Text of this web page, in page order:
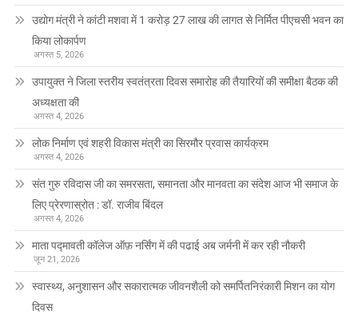
उद्योग मंत्री ने कांटी मशवा में 1 करोड़ 27 लाख की लागत से निर्मित पीएचसी भवन का
किया लोकार्पण
अगस्त 5, 2026
उपायुक्त ने जिला स्तरीय स्वतंत्रता दिवस समारोह की तैयारियों की समीक्षा बैठक की
अध्यक्षता की
अगस्त 4, 2026
लोक निर्माण एवं शहरी विकास मंत्री का सिरमौर प्रवास कार्यक्रम
अगस्त 4, 2026
संत गुरु रविदास जी का समरसता, समानता और मानवता का संदेश आज भी समाज के
लिए प्रेरणास्रोत : डॉ. राजीव बिंदल
अगस्त 4, 2026
माता पद्मावती कॉलेज ऑफ़ नर्सिंग में की पढाई अब जर्मनी में कर रही नौकरी
जून 21, 2026
स्वास्थ्य, अनुशासन और सकारात्मक जीवनशैली को समर्पितनिरंकारी मिशन का योग
दिवस